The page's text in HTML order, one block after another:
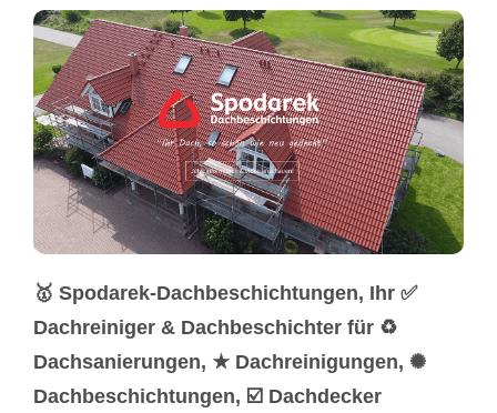
🥇 Spodarek-Dachbeschichtungen, Ihr ✅
Dachreiniger & Dachbeschichter für ♻
Dachsanierungen, ★ Dachreinigungen, ✺
Dachbeschichtungen, ☑️ Dachdecker